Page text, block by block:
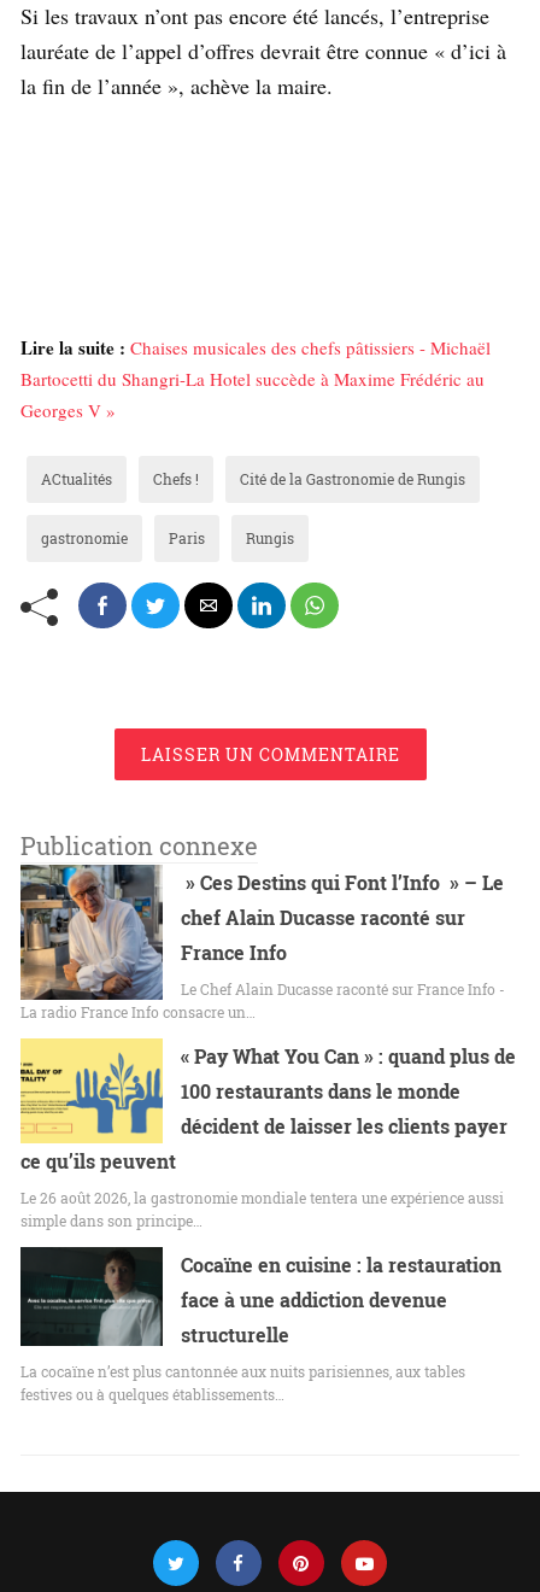
Si les travaux n’ont pas encore été lancés, l’entreprise
lauréate de l’appel d’offres devrait être connue « d’ici à
la fin de l’année », achève la maire.
Lire la suite : Chaises musicales des chefs pâtissiers - Michaël
Bartocetti du Shangri-La Hotel succède à Maxime Frédéric au
Georges V »
ACtualités Chefs ! Cité de la Gastronomie de Rungis
gastronomie Paris Rungis
LAISSER UN COMMENTAIRE
Publication connexe
» Ces Destins qui Font l’Info » – Le
chef Alain Ducasse raconté sur
France Info
Le Chef Alain Ducasse raconté sur France Info -
La radio France Info consacre un…
« Pay What You Can » : quand plus de
100 restaurants dans le monde
décident de laisser les clients payer
ce qu’ils peuvent
Le 26 août 2026, la gastronomie mondiale tentera une expérience aussi
simple dans son principe…
Cocaïne en cuisine : la restauration
face à une addiction devenue
structurelle
La cocaïne n’est plus cantonnée aux nuits parisiennes, aux tables
festives ou à quelques établissements…